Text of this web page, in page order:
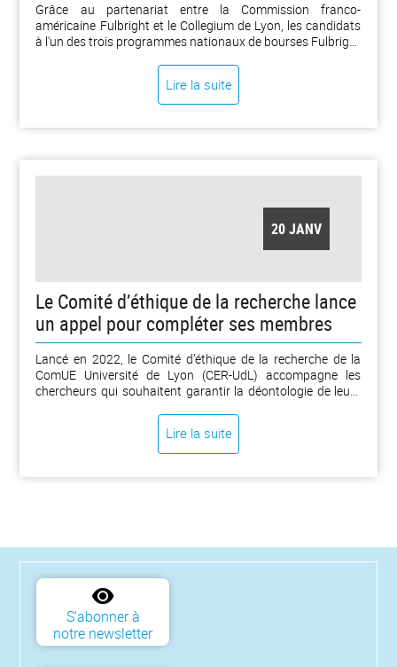
Grâce au partenariat entre la Commission franco-
américaine Fulbright et le Collegium de Lyon, les candidats
à l'un des trois programmes nationaux de bourses Fulbright
souhaitent être accueillis dans une unité de recherche du
site universitaire de Lyon/Saint-Étienne, sont éligibles à une
fellowship du Collegium.
Lire la suite
20 JANV
Le Comité d’éthique de la recherche lance
un appel pour compléter ses membres
Lancé en 2022, le Comité d’éthique de la recherche de la
ComUE Université de Lyon (CER-UdL) accompagne les
chercheurs qui souhaitent garantir la déontologie de leurs
humaine. Le CER-UdL lance un appel à candidatures pour
compléter le collège de ses membres.
Lire la suite
S'abonner à
notre newsletter